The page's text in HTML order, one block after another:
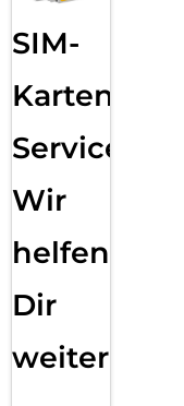
SIM-
Karten
Service:
Wir
helfen
Dir
weiter